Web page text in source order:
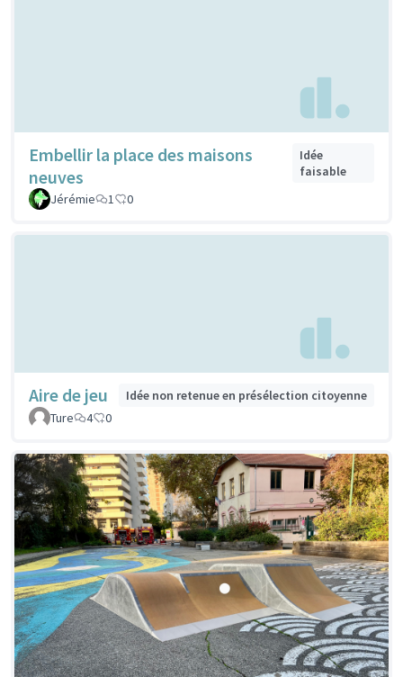
Embellir la place des maisons
neuves
Idée
faisable
Jérémie
1 0
Aire de jeu
Idée non retenue en présélection citoyenne
Ture
4 0